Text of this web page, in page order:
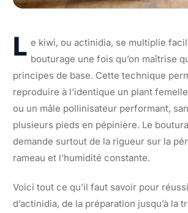
L e kiwi, ou actinidia, se multiplie
bouturage une fois qu’on maîtrise
principes de base. Cette technique
reproduire à l’identique un plant
ou un mâle pollinisateur performant,
plusieurs pieds en pépinière. Le
demande surtout de la rigueur sur la
rameau et l’humidité constante.
Voici tout ce qu’il faut savoir pour
d’actinidia, de la préparation jusqu’à la